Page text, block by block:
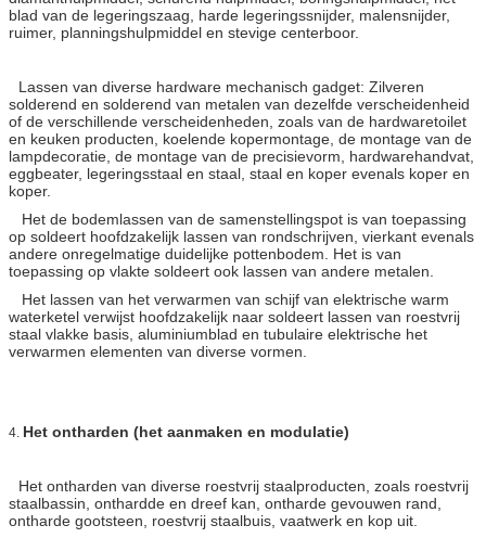
blad van de legeringszaag, harde legeringssnijder, malensnijder,
ruimer, planningshulpmiddel en stevige centerboor.
Lassen van diverse hardware mechanisch gadget: Zilveren
solderend en solderend van metalen van dezelfde verscheidenheid
of de verschillende verscheidenheden, zoals van de hardwaretoilet
en keuken producten, koelende kopermontage, de montage van de
lampdecoratie, de montage van de precisievorm, hardwarehandvat,
eggbeater, legeringsstaal en staal, staal en koper evenals koper en
koper.
Het de bodemlassen van de samenstellingspot is van toepassing
op soldeert hoofdzakelijk lassen van rondschrijven, vierkant evenals
andere onregelmatige duidelijke pottenbodem. Het is van
toepassing op vlakte soldeert ook lassen van andere metalen.
Het lassen van het verwarmen van schijf van elektrische warm
waterketel verwijst hoofdzakelijk naar soldeert lassen van roestvrij
staal vlakke basis, aluminiumblad en tubulaire elektrische het
verwarmen elementen van diverse vormen.
4. Het ontharden (het aanmaken en modulatie)
Het ontharden van diverse roestvrij staalproducten, zoals roestvrij
staalbassin, onthardde en dreef kan, ontharde gevouwen rand,
ontharde gootsteen, roestvrij staalbuis, vaatwerk en kop uit.